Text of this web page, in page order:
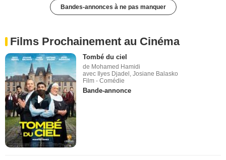
Bandes-annonces à ne pas manquer
Films Prochainement au Cinéma
Tombé du ciel
de Mohamed Hamidi
avec Ilyes Djadel, Josiane Balasko
Film - Comédie
Bande-annonce